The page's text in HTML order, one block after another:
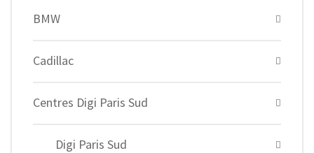
BMW
Cadillac
Centres Digi Paris Sud
Digi Paris Sud